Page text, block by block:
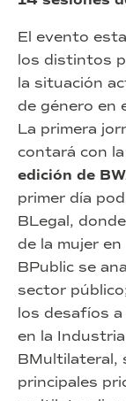
El evento
los distintos
la situación
de género en
La primera
contará con la
edición de
primer día
BLegal,
de la mujer
BPublic se
sector
los desafíos
en la
BMultilateral,
principales